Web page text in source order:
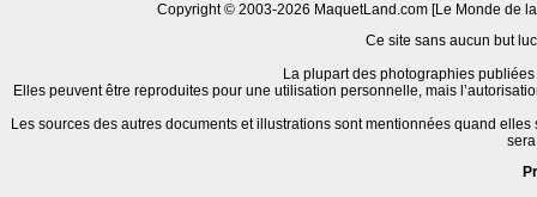
Copyright © 2003-2026 MaquetLand.com [Le Monde de
Ce site sans aucun but
La plupart des photographies
Elles peuvent être reproduites pour une utilisation personnelle, mais
Les sources des autres documents et illustrations sont mentionnées quand